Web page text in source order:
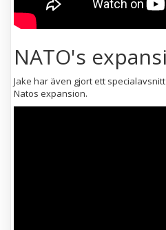
NATO's
Jake har även gjort ett
Natos expansion.